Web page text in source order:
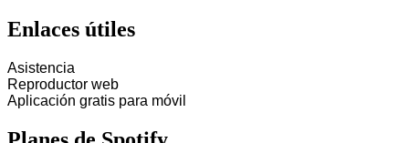
Enlaces útiles
Asistencia
Reproductor web
Aplicación gratis para móvil